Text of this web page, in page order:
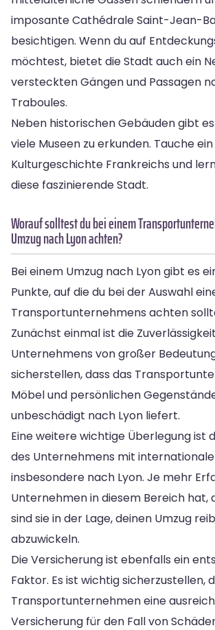
imposante Cathédrale Saint-Jean-
besichtigen. Wenn du auf
möchtest, bietet die Stadt auch ein
versteckten Gängen und Passagen
Traboules.
Neben historischen Gebäuden gibt
viele Museen zu erkunden. Tauche
Kulturgeschichte Frankreichs und
diese faszinierende Stadt.
Worauf solltest du bei einem
Umzug nach Lyon achten?
Bei einem Umzug nach Lyon gibt es
Punkte, auf die du bei der Auswahl
Transportunternehmens achten
Zunächst einmal ist die
Unternehmens von großer
sicherstellen, dass das
Möbel und persönlichen
unbeschädigt nach Lyon liefert.
Eine weitere wichtige Überlegung ist
des Unternehmens mit
insbesondere nach Lyon. Je mehr
Unternehmen in diesem Bereich hat,
sind sie in der Lage, deinen Umzug
abzuwickeln.
Die Versicherung ist ebenfalls ein
Faktor. Es ist wichtig sicherzustellen,
Transportunternehmen eine
Versicherung für den Fall von